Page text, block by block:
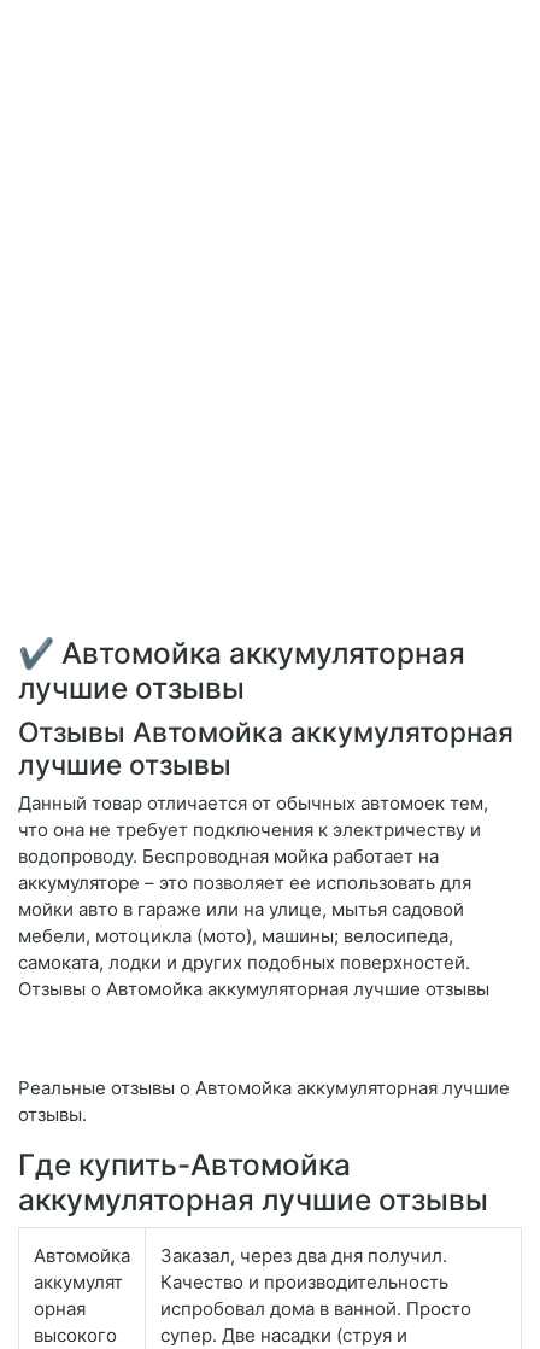
✔ Автомойка аккумуляторная
лучшие отзывы
Отзывы Автомойка аккумуляторная
лучшие отзывы
Данный товар отличается от обычных автомоек тем,
что она не требует подключения к электричеству и
водопроводу. Беспроводная мойка работает на
аккумуляторе – это позволяет ее использовать для
мойки авто в гараже или на улице, мытья садовой
мебели, мотоцикла (мото), машины; велосипеда,
самоката, лодки и других подобных поверхностей.
Отзывы о Автомойка аккумуляторная лучшие отзывы
Реальные отзывы о Автомойка аккумуляторная лучшие
отзывы.
Где купить-Автомойка
аккумуляторная лучшие отзывы
Автомойка
аккумулят
орная
высокого
Заказал, через два дня получил.
Качество и производительность
испробовал дома в ванной. Просто
супер. Две насадки (струя и